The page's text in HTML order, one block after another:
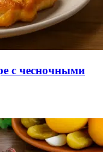
с чесночными